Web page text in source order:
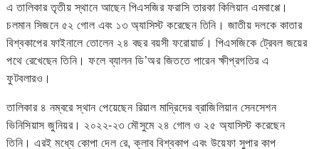
এ তালিকার তৃতীয় স্থানে আছেন পিএসজির ফরাসি তারকা কিলিয়ান এমবাপ্পে।
চলমান সিজনে ৫২ গোল এবং ১৩ অ্যাসিস্ট করেছেন তিনি। জাতীয় দলকে কাতার
বিশ্বকাপের ফাইনালে তোলেন ২৪ বছর বয়সী ফরোয়ার্ড। পিএসজিকে ট্রেবল জয়ের
পথে রেখেছেন তিনি। ফলে ব্যালন ডি’অর জিততে পারেন ক্ষীপ্রগতির এ
ফুটবলারও।
তালিকার ৪ নম্বরে স্থান পেয়েছেন রিয়াল মাদ্রিদের ব্রাজিলিয়ান সেনসেশন
ভিনিসিয়াস জুনিয়র। ২০২২-২৩ মৌসুমে ২৪ গোল ও ২৫ অ্যাসিস্ট করেছেন
তিনি। এরই মধ্যে কোপা দেল রে, ক্লাব বিশ্বকাপ এবং উয়েফা সুপার কাপ